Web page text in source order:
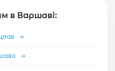
в Варшаві:
→
→